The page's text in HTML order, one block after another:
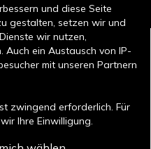
und diese Seite
gestalten, setzen wir und
wir nutzen,
Auch ein Austausch von IP-
mit unseren Partnern
zwingend erforderlich. Für
Ihre Einwilligung.